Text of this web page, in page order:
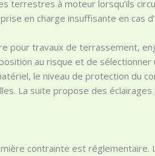
terrestres à moteur lorsqu’ils
en charge insuffisante en cas
pour travaux de terrassement,
au risque et de
le niveau de protection du
La suite propose des
contrainte est réglementaire.